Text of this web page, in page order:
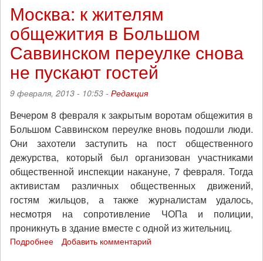
пройдет
в
поддержку
общежитий
и
защитников
Москва: к жителям
общежития в Большом
Саввинском переулке снова
не пускают гостей
9 февраля, 2013 - 10:53 - Редакция
Вечером 8 февраля к закрытым воротам общежития в
Большом Саввинском переулке вновь подошли люди.
Они захотели заступить на пост общественного
дежурства, который был организован участниками
общественной инспекции накануне, 7 февраля. Тогда
активистам различных общественных движений,
гостям жильцов, а также журналистам удалось,
несмотря на сопротивление ЧОПа и полиции,
проникнуть в здание вместе с одной из жительниц.
Подробнее Добавить комментарий